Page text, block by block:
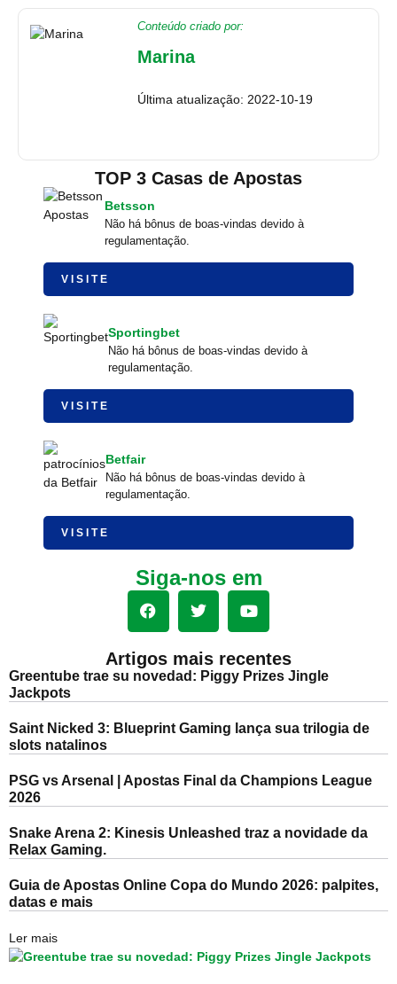
Conteúdo criado por:
Marina
Última atualização: 2022-10-19
TOP 3 Casas de Apostas
Betsson
Não há bônus de boas-vindas devido à
regulamentação.
VISITE
Sportingbet
Não há bônus de boas-vindas devido à
regulamentação.
VISITE
Betfair
Não há bônus de boas-vindas devido à
regulamentação.
VISITE
Siga-nos em
Artigos mais recentes
Greentube trae su novedad: Piggy Prizes Jingle
Jackpots
Saint Nicked 3: Blueprint Gaming lança sua trilogia de
slots natalinos
PSG vs Arsenal | Apostas Final da Champions League
2026
Snake Arena 2: Kinesis Unleashed traz a novidade da
Relax Gaming.
Guia de Apostas Online Copa do Mundo 2026: palpites,
datas e mais
Ler mais